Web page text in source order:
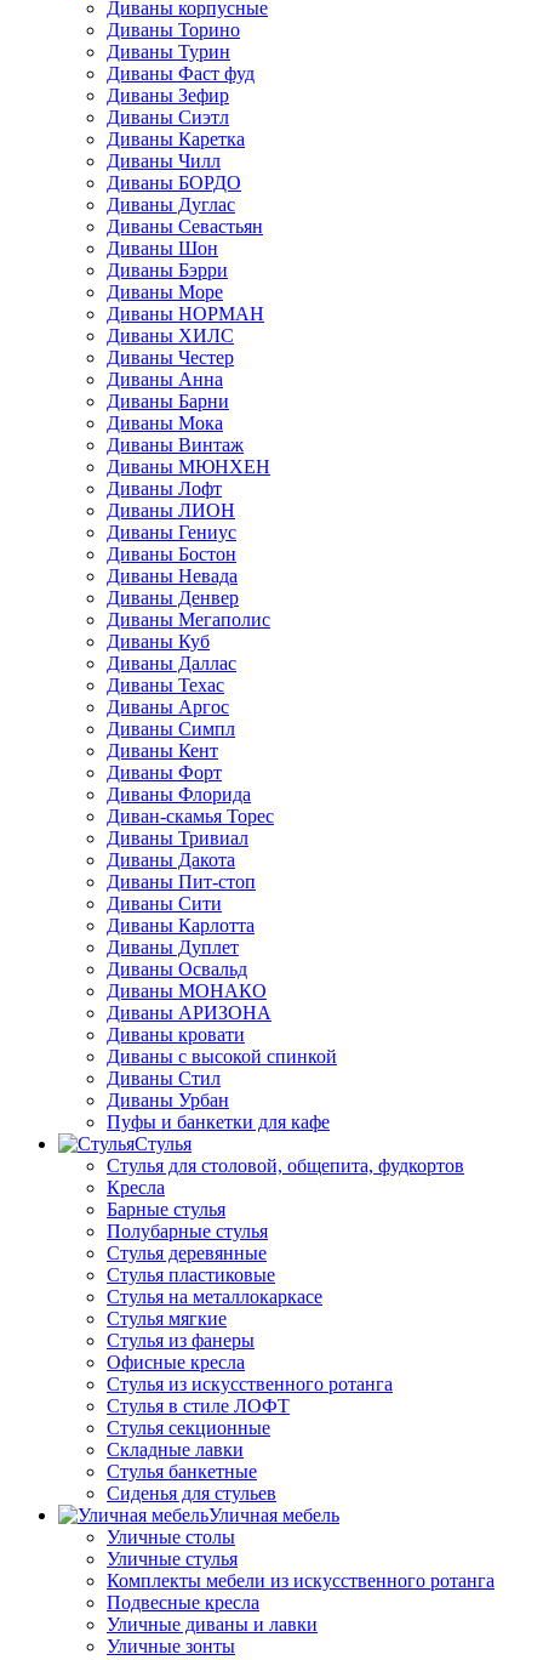
Диваны корпусные
Диваны Торино
Диваны Турин
Диваны Фаст фуд
Диваны Зефир
Диваны Сиэтл
Диваны Каретка
Диваны Чилл
Диваны БОРДО
Диваны Дуглас
Диваны Севастьян
Диваны Шон
Диваны Бэрри
Диваны Море
Диваны НОРМАН
Диваны ХИЛС
Диваны Честер
Диваны Анна
Диваны Барни
Диваны Мока
Диваны Винтаж
Диваны МЮНХЕН
Диваны Лофт
Диваны ЛИОН
Диваны Гениус
Диваны Бостон
Диваны Невада
Диваны Денвер
Диваны Мегаполис
Диваны Куб
Диваны Даллас
Диваны Техас
Диваны Аргос
Диваны Симпл
Диваны Кент
Диваны Форт
Диваны Флорида
Диван-скамья Торес
Диваны Тривиал
Диваны Дакота
Диваны Пит-стоп
Диваны Сити
Диваны Карлотта
Диваны Дуплет
Диваны Освальд
Диваны МОНАКО
Диваны АРИЗОНА
Диваны кровати
Диваны с высокой спинкой
Диваны Стил
Диваны Урбан
Пуфы и банкетки для кафе
Стулья
Стулья для столовой, общепита, фудкортов
Кресла
Барные стулья
Полубарные стулья
Стулья деревянные
Стулья пластиковые
Стулья на металлокаркасе
Стулья мягкие
Стулья из фанеры
Офисные кресла
Стулья из искусственного ротанга
Стулья в стиле ЛОФТ
Стулья секционные
Складные лавки
Стулья банкетные
Сиденья для стульев
Уличная мебель
Уличные столы
Уличные стулья
Комплекты мебели из искусственного ротанга
Подвесные кресла
Уличные диваны и лавки
Уличные зонты